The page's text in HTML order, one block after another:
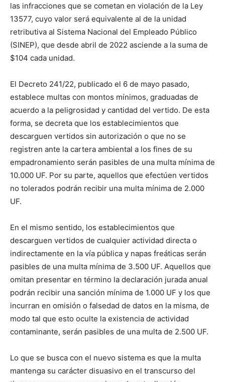
las infracciones que se cometan en violación de la Ley
13577, cuyo valor será equivalente al de la unidad
retributiva al Sistema Nacional del Empleado Público
(SINEP), que desde abril de 2022 asciende a la suma de
$104 cada unidad.
El Decreto 241/22, publicado el 6 de mayo pasado,
establece multas con montos mínimos, graduadas de
acuerdo a la peligrosidad y cantidad del vertido. De esta
forma, se decreta que los establecimientos que
descarguen vertidos sin autorización o que no se
registren ante la cartera ambiental a los fines de su
empadronamiento serán pasibles de una multa mínima de
10.000 UF. Por su parte, aquellos que efectúen vertidos
no tolerados podrán recibir una multa mínima de 2.000
UF.
En el mismo sentido, los establecimientos que
descarguen vertidos de cualquier actividad directa o
indirectamente en la vía pública y napas freáticas serán
pasibles de una multa mínima de 3.500 UF. Aquellos que
omitan presentar en término la declaración jurada anual
podrán recibir una sanción mínima de 1.000 UF y los que
incurran en omisión o falsedad de datos en la misma, de
modo tal que esto oculte la existencia de actividad
contaminante, serán pasibles de una multa de 2.500 UF.
Lo que se busca con el nuevo sistema es que la multa
mantenga su carácter disuasivo en el transcurso del